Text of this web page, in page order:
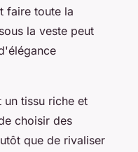
faire toute la
sous la veste peut
tissu riche et
choisir des
que de rivaliser